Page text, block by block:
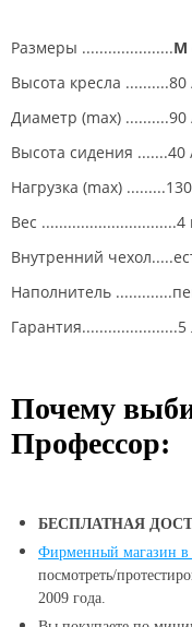
Размеры .....................M
Высота кресла ..........80
Диаметр (max) ..........90
Высота сидения .......40
Нагрузка (max)
Вес ...............................4
Внутренний
Наполнитель
Гарантия......................5
Почему
Профессор:
БЕСПЛАТНАЯ
Фирменный магазин
посмотреть/
2009 года.